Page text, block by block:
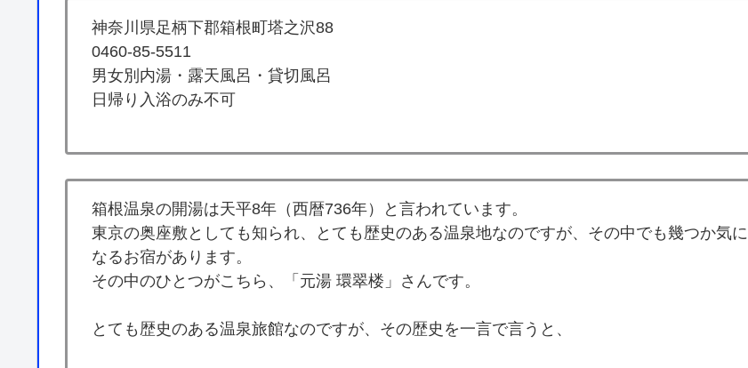
神奈川県足柄下郡箱根町塔之沢88
0460-85-5511
男女別内湯・露天風呂・貸切風呂
日帰り入浴のみ不可
箱根温泉の開湯は天平8年（西暦736年）と言われています。
東京の奥座敷としても知られ、とても歴史のある温泉地なのですが、その中でも幾つか気に
なるお宿があります。
その中のひとつがこちら、「元湯 環翠楼」さんです。
とても歴史のある温泉旅館なのですが、その歴史を一言で言うと、